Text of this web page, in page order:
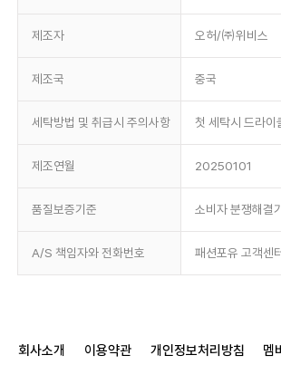
제조자 오허/㈜위비스
제조국 중국
세탁방법 및 취급시 주의사항 첫 세탁시 드라이
제조연월 20250101
품질보증기준 소비자 분쟁해결
A/S 책임자와 전화번호 패션포유 고객
회사소개 이용약관 개인정보처리방침 멤